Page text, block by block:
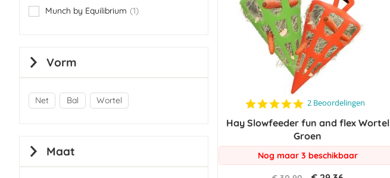
5.0
rating
2 Beoordelingen
Hay Slowfeeder fun and flex Wortel
Groen
Nog maar 3 beschikbaar
Munch by Equilibrium
1
item
Vorm
Net Bal Wortel
Maat